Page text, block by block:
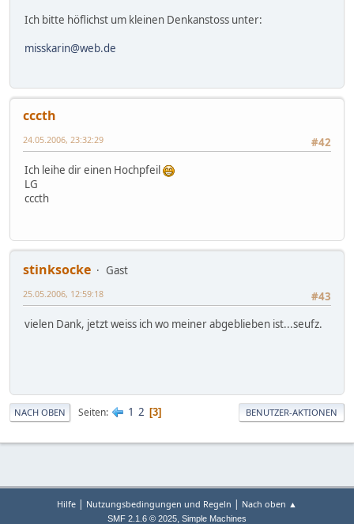
Ich bitte höflichst um kleinen Denkanstoss unter:
misskarin@web.de
cccth
#42
24.05.2006, 23:32:29
Ich leihe dir einen Hochpfeil
LG
cccth
stinksocke
Gast
#43
25.05.2006, 12:59:18
vielen Dank, jetzt weiss ich wo meiner abgeblieben ist...seufz.
NACH OBEN Seiten 1 2 3 BENUTZER-AKTIONEN
Hilfe | Nutzungsbedingungen und Regeln | Nach oben ▲
SMF 2.1.6 © 2025, Simple Machines